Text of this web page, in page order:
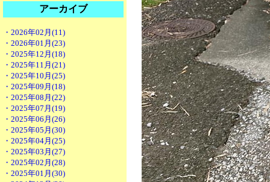
アーカイブ
・2026年02月(11)
・2026年01月(23)
・2025年12月(18)
・2025年11月(21)
・2025年10月(25)
・2025年09月(18)
・2025年08月(22)
・2025年07月(19)
・2025年06月(26)
・2025年05月(30)
・2025年04月(25)
・2025年03月(27)
・2025年02月(28)
・2025年01月(30)